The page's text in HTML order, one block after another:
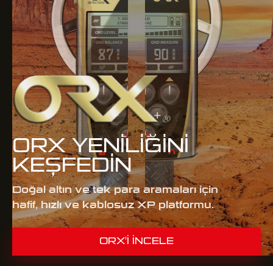
ORX YENILIĞINI
KEŞFEDIN
Doğal altın ve tek para aramaları için
hafif, hızlı ve kablosuz XP platformu.
ORX'I İNCELE